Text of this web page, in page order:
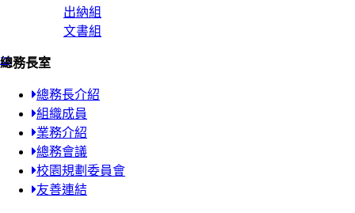
出納組
文書組
:::
總務長室
總務長介紹
組織成員
業務介紹
總務會議
校園規劃委員會
友善連結